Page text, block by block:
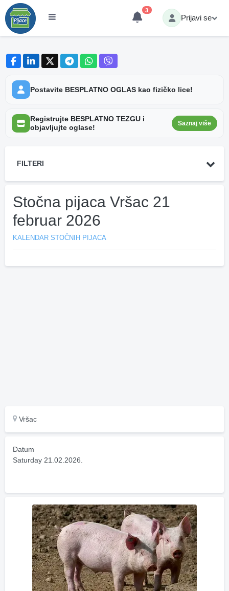
3
Prijavi se
Postavite BESPLATNO OGLAS kao fizičko lice!
Registrujte BESPLATNO TEZGU i
objavljujte oglase!
Saznaj više
FILTERI
Stočna pijaca Vršac 21
februar 2026
KALENDAR STOČNIH PIJACA
Vršac
Datum
Saturday 21.02.2026.